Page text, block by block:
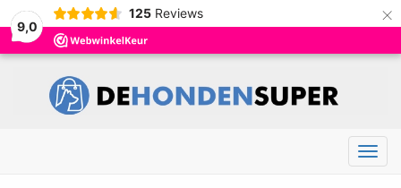
9,0
125 Reviews ×
Menu